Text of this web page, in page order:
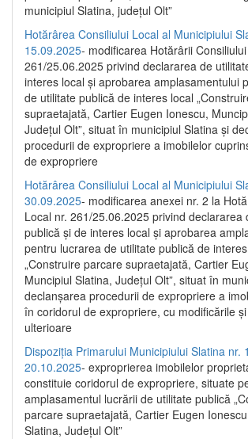
municipiul Slatina, județul Olt”
Hotărârea Consiliului Local al Municipiului
15.09.2025- modificarea Hotărârii
261/25.06.2025 privind declararea de
interes local și aprobarea amplasamentului
de utilitate publică de interes local
supraetajată, Cartier Eugen Ionescu,
Județul Olt”, situat în municipiul Slatina și
procedurii de expropriere a imobilelor
de expropriere
Hotărârea Consiliului Local al Municipiului
30.09.2025- modificarea anexei nr. 2 la
Local nr. 261/25.06.2025 privind declararea
publică şi de interes local şi aprobarea
pentru lucrarea de utilitate publică de
„Construire parcare supraetajată, Cartier
Muncipiul Slatina, Judeţul Olt”, situat în
declanşarea procedurii de expropriere a
în coridorul de expropriere, cu modificările
ulterioare
Dispoziția Primarului Municipiului Slatina nr.
20.10.2025- exproprierea imobilelor
constituie coridorul de expropriere, situate
amplasamentul lucrării de utilitate publică
parcare supraetajată, Cartier Eugen
Slatina, Județul Olt”